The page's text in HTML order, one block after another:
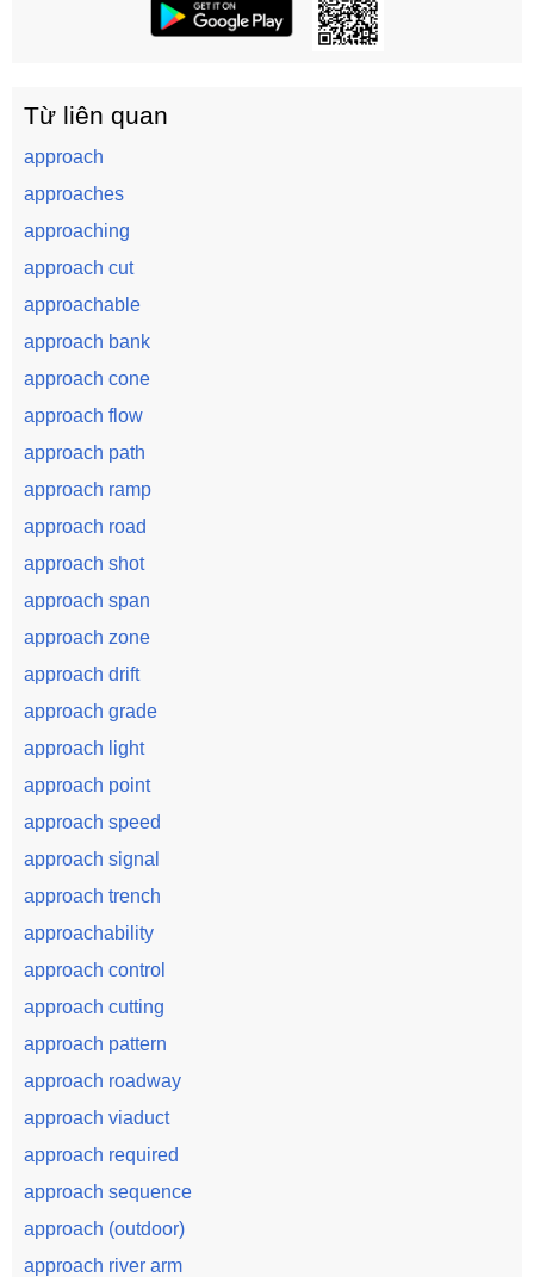
Từ liên quan
approach
approaches
approaching
approach cut
approachable
approach bank
approach cone
approach flow
approach path
approach ramp
approach road
approach shot
approach span
approach zone
approach drift
approach grade
approach light
approach point
approach speed
approach signal
approach trench
approachability
approach control
approach cutting
approach pattern
approach roadway
approach viaduct
approach required
approach sequence
approach (outdoor)
approach river arm